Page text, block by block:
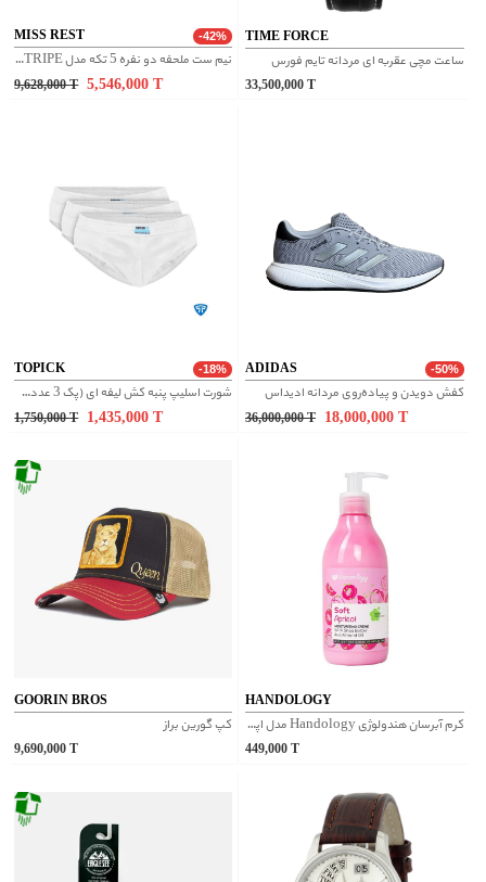
MISS REST -42%
نیم ست ملحفه دو نفره 5 تکه مدل ROYAL STRIPE سایز 200
9,628,000T 5,546,000T
TIME FORCE
ساعت مچی عقربه ای مردانه تایم فورس
33,500,000 T
TOPICK -18%
شورت اسلیپ پنبه کش لیفه ای (پک 3 عددی) سفید
1,750,000T 1,435,000T
ADIDAS -50%
کفش دویدن و پیاده‌روی مردانه ادیداس
36,000,000T 18,000,000 T
GOORIN BROS
کپ گورین براز
9,690,000T
HANDOLOGY
کرم آبرسان هندولوژی Handology مدل اپریکات
449,000 T